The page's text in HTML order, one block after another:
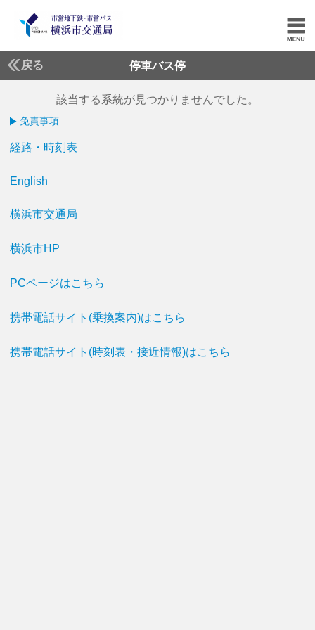
戻る 停車バス停
該当する系統が見つかりませんでした。
免責事項
経路・時刻表
English
横浜市交通局
横浜市HP
PCページはこちら
携帯電話サイト(乗換案内)はこちら
携帯電話サイト(時刻表・接近情報)はこちら